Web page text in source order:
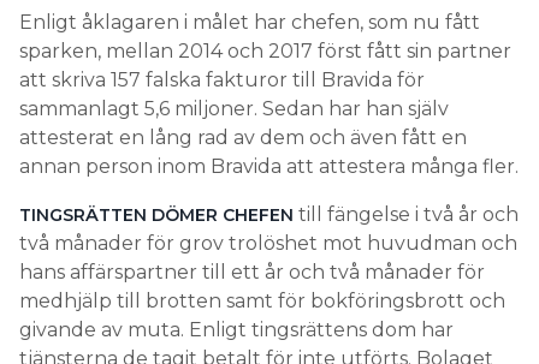
Enligt åklagaren i målet har chefen, som nu fått
sparken, mellan 2014 och 2017 först fått sin partner
att skriva 157 falska fakturor till Bravida för
sammanlagt 5,6 miljoner. Sedan har han själv
attesterat en lång rad av dem och även fått en
annan person inom Bravida att attestera många fler.
TINGSRÄTTEN DÖMER CHEFEN till fängelse i två år och
två månader för grov trolöshet mot huvudman och
hans affärspartner till ett år och två månader för
medhjälp till brotten samt för bokföringsbrott och
givande av muta. Enligt tingsrättens dom har
tjänsterna de tagit betalt för inte utförts. Bolaget